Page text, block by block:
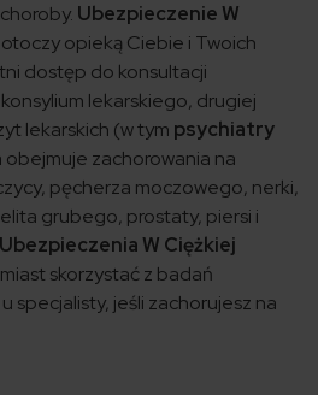
Ubezpieczenie W
otoczy opieką Ciebie i Twoich
dostęp do konsultacji
lekarskiego, drugiej
lekarskich (w tym psychiatry
obejmuje zachorowania na
pęcherza moczowego, nerki,
grubego, prostaty, piersi i
Ubezpieczenia W Ciężkiej
skorzystać z badań
specjalisty, jeśli zachorujesz na